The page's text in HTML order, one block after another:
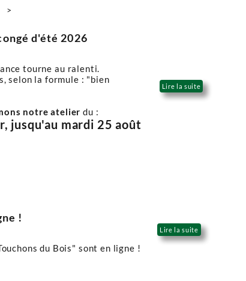
>
d'été 2026
tourne au ralenti.
selon la formule : "bien
notre atelier du :
jusqu'au mardi 25 août
Lire la suite
!
du Bois" sont en ligne !
Lire la suite